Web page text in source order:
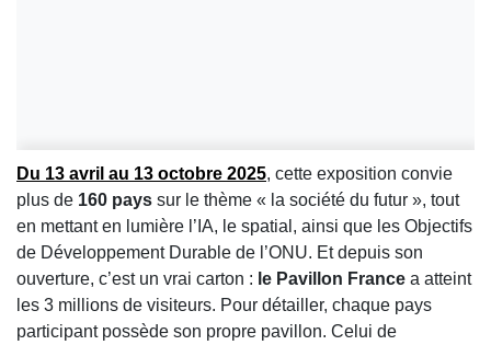
Du 13 avril au 13 octobre 2025, cette exposition convie
plus de 160 pays sur le thème « la société du futur », tout
en mettant en lumière l’IA, le spatial, ainsi que les Objectifs
de Développement Durable de l’ONU. Et depuis son
ouverture, c’est un vrai carton : le Pavillon France a atteint
les 3 millions de visiteurs. Pour détailler, chaque pays
participant possède son propre pavillon. Celui de